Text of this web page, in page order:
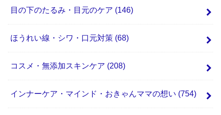
目の下のたるみ・目元のケア (146)
ほうれい線・シワ・口元対策 (68)
コスメ・無添加スキンケア (208)
インナーケア・マインド・おきゃんママの想い (754)